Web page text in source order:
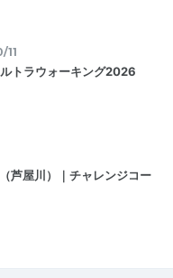
11
トラウォーキング2026
芦屋川）｜チャレンジコー